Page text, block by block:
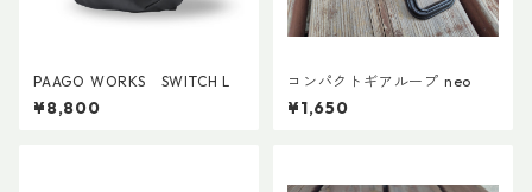
PAAGO WORKS SWITCH L
¥8,800
コンパクトギアループ neo
¥1,650